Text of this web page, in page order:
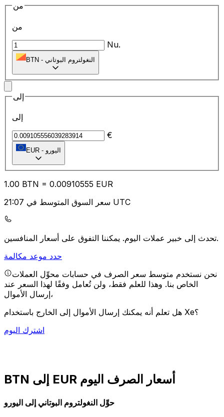
من
من
Nu.
BTN - النغولتروم البوتاني
إلى
إلى
€
EUR - اليورو
1.00 BTN = 0.00910555 EUR
سعر السوق المتوسط في 21:07 UTC
تحدث إلى خبير عملات اليوم.يمكننا التفوق على أسعار المنافسين.
حدد موعد مكالمة
نحن نستخدم متوسط سعر الصرف في حسابات محوِّل العملات
الخاص بنا. وهذا للعلم فقط، ولن تُعامل وفقًا لهذا السعر عند
إرسال الأموال،
هل تعلم أنه يمكنك إرسال الأموال إلى الخارج باستخدام Xe؟
اشترك اليوم
BTN إلى EUR أسعار الصرف اليوم
حوِّل النغولتروم البوتاني إلى اليورو